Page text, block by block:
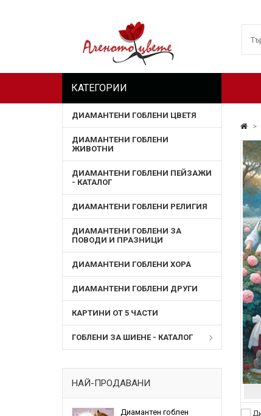
КАТЕГОРИИ
ДИАМАНТЕНИ ГОБЛЕНИ ЦВЕТЯ
ДИАМАНТЕНИ ГОБЛЕНИ
ЖИВОТНИ
ДИАМАНТЕНИ ГОБЛЕНИ ПЕЙЗАЖИ
- КАТАЛОГ
ДИАМАНТЕНИ ГОБЛЕНИ РЕЛИГИЯ
ДИАМАНТЕНИ ГОБЛЕНИ ЗА
ПОВОДИ И ПРАЗНИЦИ
ДИАМАНТЕНИ ГОБЛЕНИ ХОРА
ДИАМАНТЕНИ ГОБЛЕНИ ДРУГИ
КАРТИНИ ОТ 5 ЧАСТИ
ГОБЛЕНИ ЗА ШИЕНЕ - КАТАЛОГ
НАЙ-ПРОДАВАНИ
Диамантен гоблен
>